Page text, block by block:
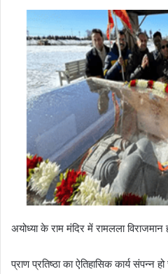
अयोध्या के राम मंदिर में रामलला
प्राण प्रतिष्ठा का ऐतिहासिक कार्य संपन्न